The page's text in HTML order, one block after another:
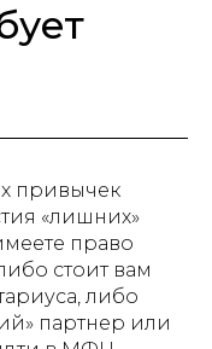
привычек
«лишних»
право
стоит вам
либо
партнер или